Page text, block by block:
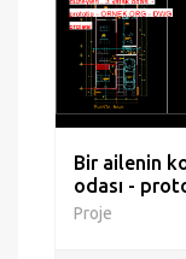
Bir ailenin
odası -
Proje